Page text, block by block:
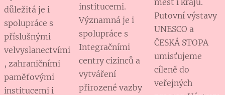
důležitá je i
spolupráce s
příslušnými
velvyslanectvími
, zahraničními
paměťovými
institucemi i
institucemi.
Významná je i
spolupráce s
Integračními
centry cizinců a
vytváření
přirozené vazby
měst i krajů.
Putovní výstavy
UNESCO a
ČESKÁ STOPA
umisťujeme
cíleně do
veřejných